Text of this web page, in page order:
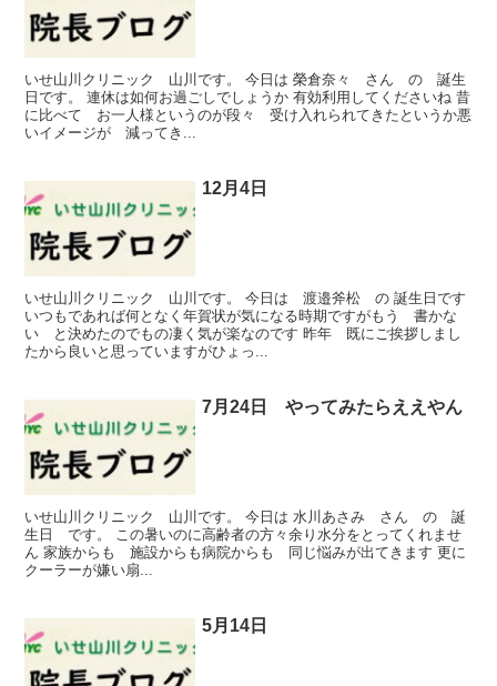
いせ山川クリニック 山川です。 今日は 榮倉奈々 さん の 誕生
日です。 連休は如何お過ごしでしょうか 有効利用してくださいね 昔
に比べて お一人様というのが段々 受け入れられてきたというか悪
いイメージが 減ってき...
12月4日
いせ山川クリニック 山川です。 今日は 渡邉斧松 の 誕生日です
いつもであれば何となく年賀状が気になる時期ですがもう 書かな
い と決めたのでもの凄く気が楽なのです 昨年 既にご挨拶しまし
たから良いと思っていますがひょっ...
7月24日 やってみたらええやん
いせ山川クリニック 山川です。 今日は 水川あさみ さん の 誕
生日 です。 この暑いのに高齢者の方々余り水分をとってくれませ
ん 家族からも 施設からも病院からも 同じ悩みが出てきます 更に
クーラーが嫌い扇...
5月14日